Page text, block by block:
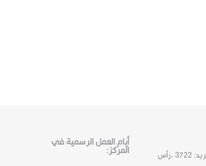
صندوق البريد: 3722 ،رأس
أيام العمل الرسمية في
المركز: